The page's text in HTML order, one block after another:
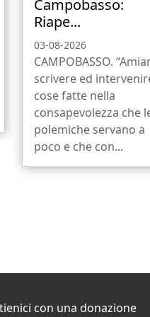
Campobasso:
Riape...
03-08-2026
CAMPOBASSO.
scrivere ed
cose fatte nella
consapevolezza che
polemiche servano a
poco e che con...
con una donazione